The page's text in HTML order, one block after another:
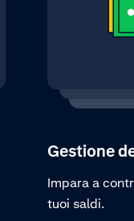
Gestione
Impara a
tuoi saldi.